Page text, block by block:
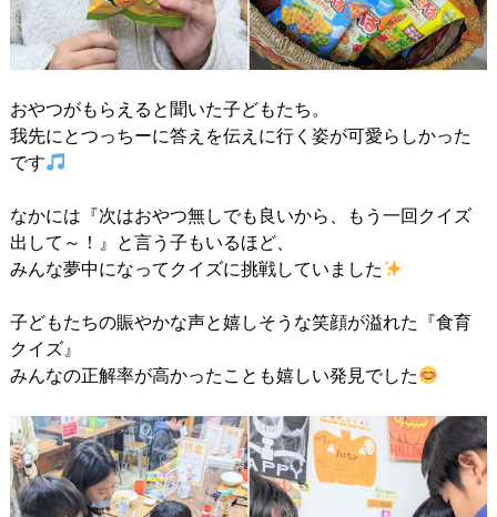
おやつがもらえると聞いた子どもたち。
我先にとつっちーに答えを伝えに行く姿が可愛らしかった
です
なかには『次はおやつ無しでも良いから、もう一回クイズ
出して～！』と言う子もいるほど、
みんな夢中になってクイズに挑戦していました
子どもたちの賑やかな声と嬉しそうな笑顔が溢れた『食育
クイズ』
みんなの正解率が高かったことも嬉しい発見でした